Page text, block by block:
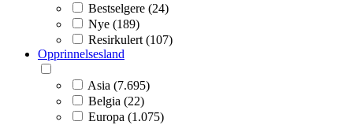
Bestselgere (24)
Nye (189)
Resirkulert (107)
Opprinnelsesland
Asia (7.695)
Belgia (22)
Europa (1.075)